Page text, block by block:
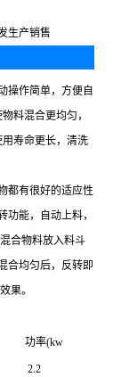
生产销售
操作简单，方便自
料混合更均匀，
寿命更长，清洗
都有很好的适应性
能，自动上料，
合物料放入料斗
合均匀后，反转即
果。
功率(kw
2.2